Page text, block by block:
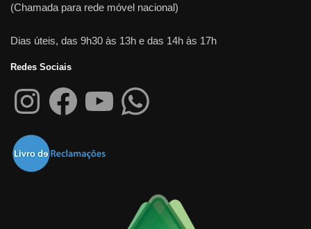
(Chamada para rede móvel nacional)
Dias úteis, das 9h30 às 13h e das 14h às 17h
Redes Sociais